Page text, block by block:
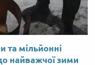
та мільйонні
найважчої зими